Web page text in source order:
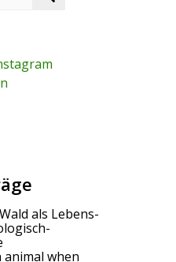
als Lebens-
animal when